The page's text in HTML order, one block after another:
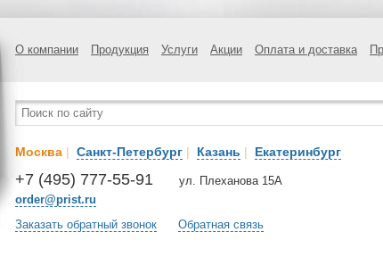
О компании Продукция Услуги Акции Оплата и доставка
Москва | Санкт-Петербург | Казань | Екатеринбург
+7 (495) 777-55-91
order@prist.ru
ул. Плеханова 15А
Заказать обратный звонок Обратная связь